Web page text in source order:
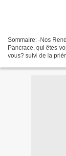
Sommaire: -Nos
Pancrace, qui êtes-
vous? suivi de la